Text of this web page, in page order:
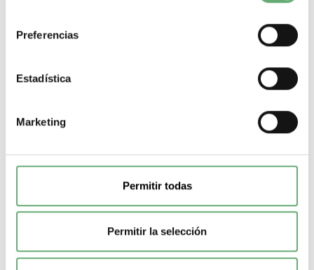
Preferencias
Estadística
Marketing
Permitir todas
Permitir la selección
+